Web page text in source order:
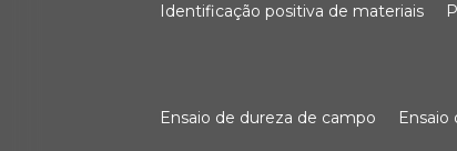
identificação positiva de materiais
ensaio de dureza de campo